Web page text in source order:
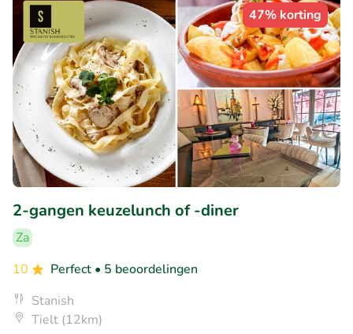
47% korting
2-gangen keuzelunch of -diner
Za
10
Perfect • 5 beoordelingen
Stanish
Tielt (12km)